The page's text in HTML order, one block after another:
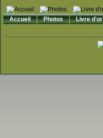
Accueil Photos Livre d'or